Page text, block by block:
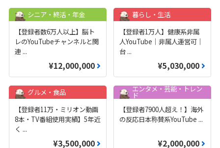
シニア・終活・年金
【登録者数6万人以上】脳ト
レのYouTubeチャンネルと関
連 ...
¥12,000,000
暮らし・生活
【登録者1万人】健康系非属
人YouTube｜非属人運営可｜
台 ...
¥5,030,000
グルメ・食品
【登録者11万・ミリオン動画
8本・TV番組使用実績】5年近
く ...
¥3,500,000
エンタメ・芸能・トレン
ド
【登録者7900人超え！】海外
の反応日本称賛系YouTube ...
¥2,000,000